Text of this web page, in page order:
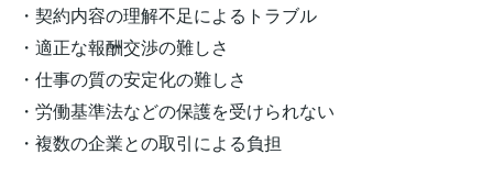
・契約内容の理解不足によるトラブル
・適正な報酬交渉の難しさ
・仕事の質の安定化の難しさ
・労働基準法などの保護を受けられない
・複数の企業との取引による負担